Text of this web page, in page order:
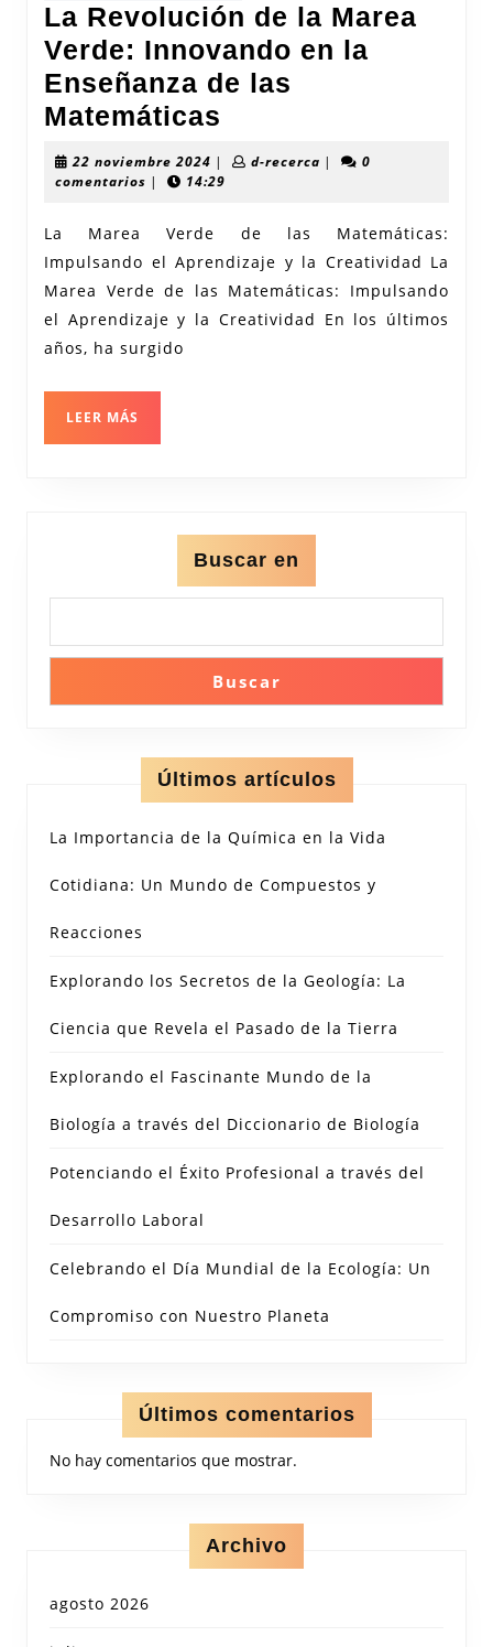
La Revolución de la Marea
Verde: Innovando en la
Enseñanza de las
Matemáticas
Revolución
de
Marea
Verde:
Innovando
22 noviembre 2024 22
noviembre
| d-recercad-|
0
comentarios | 14:29
La Marea Verde de las Matemáticas:
Impulsando el Aprendizaje y la Creatividad La
Marea Verde de las Matemáticas: Impulsando
el Aprendizaje y la Creatividad En los últimos
años, ha surgido
LEER MÁS
Buscar en
Buscar
Últimos artículos
La Importancia de la Química en la Vida
Cotidiana: Un Mundo de Compuestos y
Reacciones
Explorando los Secretos de la Geología: La
Ciencia que Revela el Pasado de la Tierra
Explorando el Fascinante Mundo de la
Biología a través del Diccionario de Biología
Potenciando el Éxito Profesional a través del
Desarrollo Laboral
Celebrando el Día Mundial de la Ecología: Un
Compromiso con Nuestro Planeta
Últimos comentarios
No hay comentarios que mostrar.
Archivo
agosto 2026